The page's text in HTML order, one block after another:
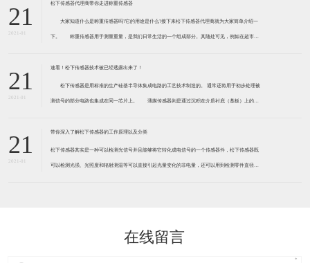
21
2021-01
松下传感器代理商带你走进称重传感器
大家知道什么是称重传感器吗?它的用途是什么?接下来松下传感器代理商就为大家简单介绍一
下。 称重传感器用于测量重量，是我们日常生活的一个组成部分。其随处可见，例如在超市柜
带有应变片的弹性体组成。弹性体通常由钢
21
2021-01
速看！松下传感器技术被已经透露出来了！
松下传感器是用标准的生产硅基半导体集成电路的工艺技术制造的。 通常还将用于初步处理被
测信号的部分电路也集成在同一芯片上。 薄膜传感器则是通过沉积在介质衬底（基板）上的，
器是利用相应材料的浆料，涂覆在陶瓷基片上
21
2021-01
带你深入了解松下传感器的工作原理以及分类
松下传感器其实是一种可以检测光信号并且能够将它转化成电信号的一个传感器件，松下传感器既
可以检测光强、光照度和辐射测温等可以直接引起光量变化的非电量，还可以用到检测零件直径、
在线留言